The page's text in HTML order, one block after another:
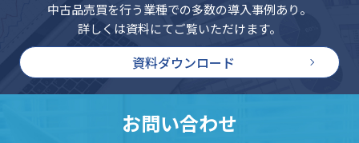
中古品売買を行う業種での多数の導入事例あり。
詳しくは資料にてご覧いただけます。
資料ダウンロード
お問い合わせ